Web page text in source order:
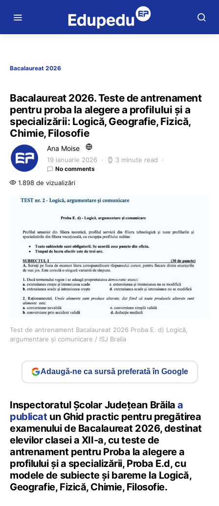
Bacalaureat 2026
Bacalaureat 2026. Teste de antrenament
pentru proba la alegere a profilului și a
specializării: Logică, Geografie, Fizică,
Chimie, Filosofie
Ana Moise
19 ianuarie 2026 3 minute read
No comments
1.898 de vizualizări
Test de antrenament Bacalaureat 2026 Proba E. d) Logică,
argumentare și comunicare / ISJ Braila
Adaugă-ne ca sursă preferată în Google
Inspectoratul Şcolar Judeţean Brăilaa
publicat un Ghid practic pentru pregătirea
examenului de Bacalaureat 2026, destinat
elevilor clasei a XII-a, cu teste de
antrenament pentru Proba la alegere a
profilului și a specializării, Proba E.d, cu
modele de subiecte și bareme la Logică,
Geografie, Fizică, Chimie, Filosofie.